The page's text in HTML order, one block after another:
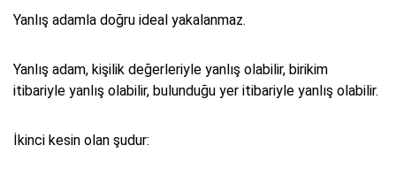
Yanlış adamla doğru ideal yakalanmaz.
Yanlış adam, kişilik değerleriyle yanlış olabilir, birikim
itibariyle yanlış olabilir, bulunduğu yer itibariyle yanlış olabilir.
İkinci kesin olan şudur: